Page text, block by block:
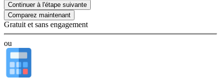
Continuer à l'étape suivante
Gratuit et sans engagement
ou